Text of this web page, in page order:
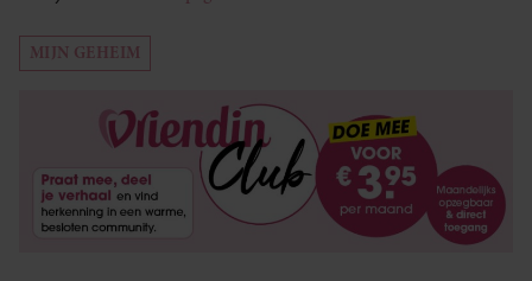
MIJN GEHEIM